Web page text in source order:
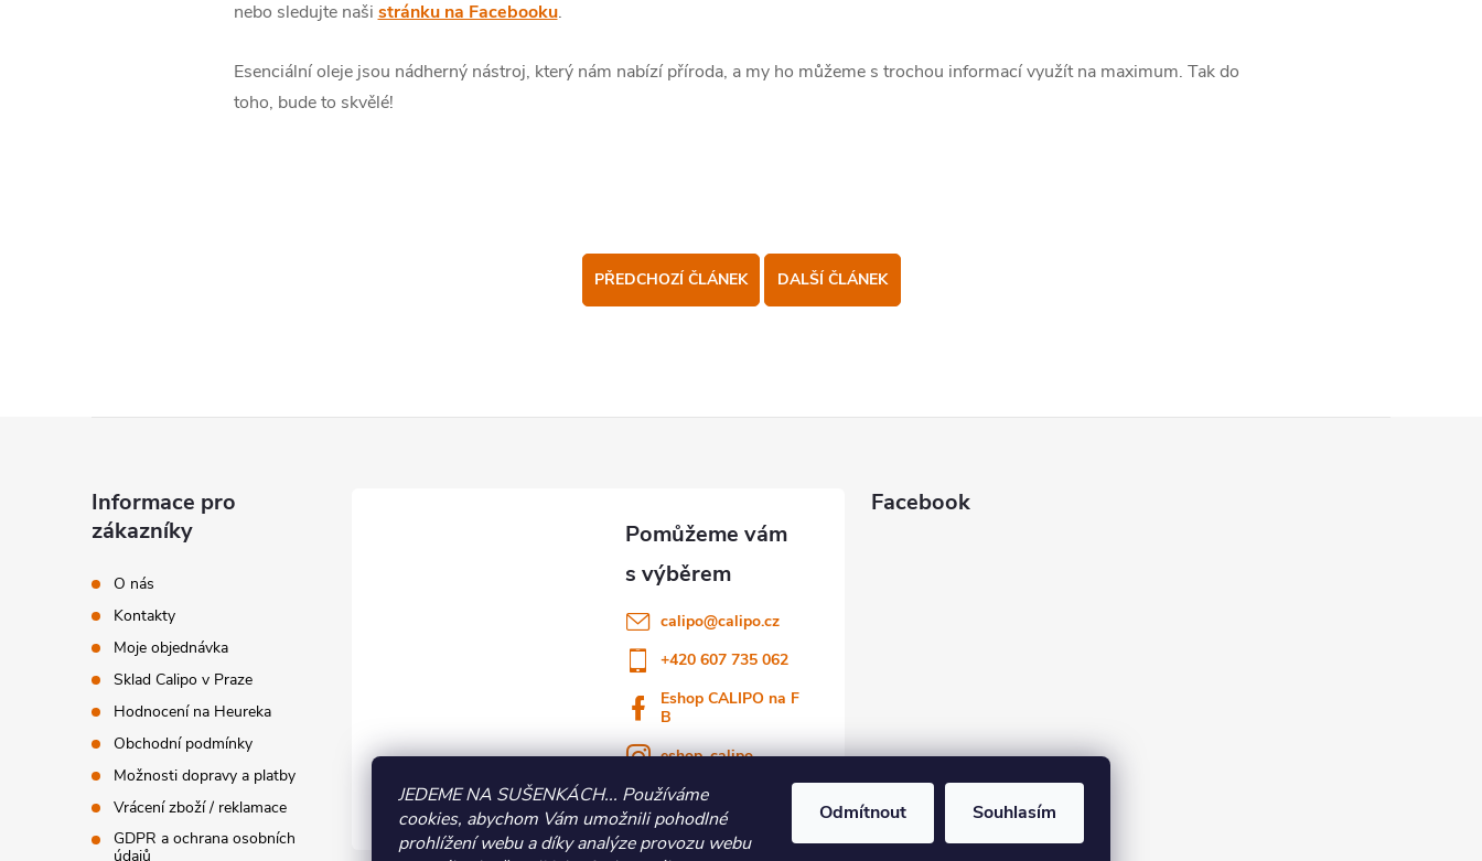
JEDEME NA SUŠENKÁCH... Používáme
cookies, abychom Vám umožnili pohodlné
prohlížení webu a díky analýze provozu webu
Odmítnout Souhlasím
nebo sledujte naši stránku na Facebooku.
Esenciální oleje jsou nádherný nástroj, který nám nabízí příroda, a my ho můžeme s trochou informací využít na maximum. Tak do
toho, bude to skvělé!
PŘEDCHOZÍ ČLÁNEK DALŠÍ ČLÁNEK
Informace pro
zákazníky
O nás
Kontakty
Moje objednávka
Sklad Calipo v Praze
Hodnocení na Heureka
Obchodní podmínky
Možnosti dopravy a platby
Vrácení zboží / reklamace
GDPR a ochrana osobních
údajů
calipo@calipo.cz
+420 607 735 062
Eshop CALIPO na F
B
eshop_calipo
Youtube CALIPO
Facebook